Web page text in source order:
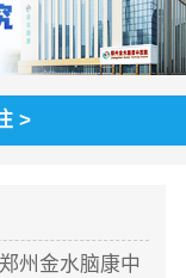
>
州金水脑康中